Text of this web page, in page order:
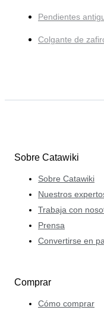
Pendientes
Colgante de
Sobre Catawiki
Sobre Catawiki
Nuestros
Trabaja con
Prensa
Convertirse en
Comprar
Cómo comprar